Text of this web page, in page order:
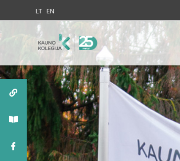
LT EN